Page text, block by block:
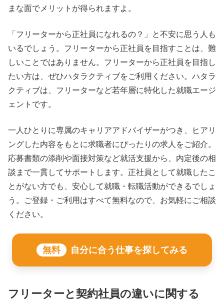
まな面でメリットが得られますよ。
「フリーターから正社員になれるの？」と不安に思う人も
いるでしょう。フリーターから正社員を目指すことは、難
しいことではありません。フリーターから正社員を目指し
たい方は、ぜひハタラクティブをご利用ください。ハタラ
クティブは、フリーターなど若年層に特化した就職エージ
ェントです。
一人ひとりに専属のキャリアアドバイザーがつき、ヒアリ
ングした内容をもとに求職者にぴったりの求人をご紹介。
応募書類の添削や面接対策など就活支援から、内定後の相
談まで一貫してサポートします。正社員として就職したこ
とがない方でも、安心して就職・転職活動ができるでしょ
う。ご登録・ご利用はすべて無料なので、お気軽にご相談
ください。
無料 自分に合う仕事を探してみる
フリーターと契約社員の違いに関する